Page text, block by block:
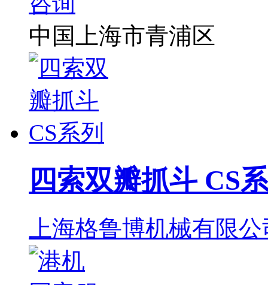
中国上海市青浦区
四索双瓣抓斗 CS
上海格鲁博机械有限